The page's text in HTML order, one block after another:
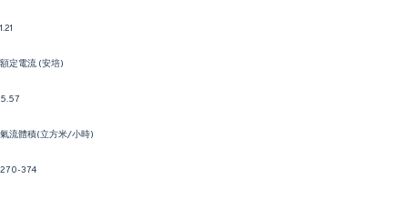
1.21
額定電流 (安培)
5.57
氣流體積(立方米/小時)
270-374